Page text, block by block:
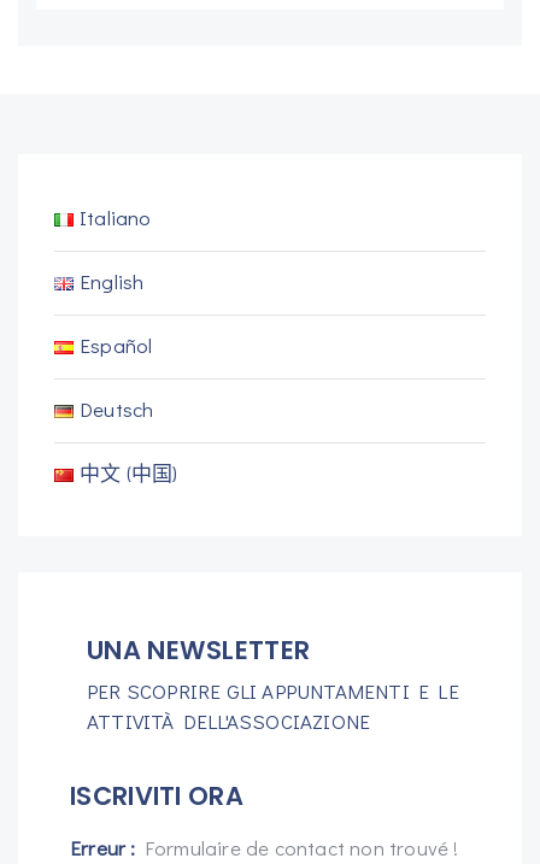
Italiano
English
Español
Deutsch
中文 (中国)
UNA NEWSLETTER
PER SCOPRIRE GLI APPUNTAMENTI E LE
ATTIVITÀ DELL'ASSOCIAZIONE
ISCRIVITI ORA
Erreur : Formulaire de contact non trouvé !